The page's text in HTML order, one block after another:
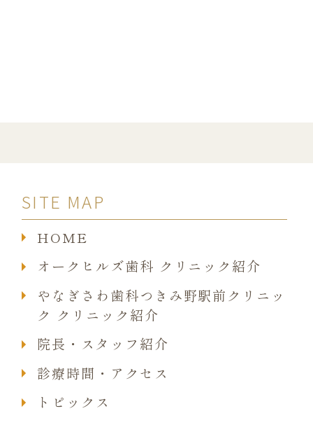
SITE MAP
HOME
オークヒルズ歯科 クリニック紹介
やなぎさわ歯科つきみ野駅前クリニッ
ク クリニック紹介
院長・スタッフ紹介
診療時間・アクセス
トピックス